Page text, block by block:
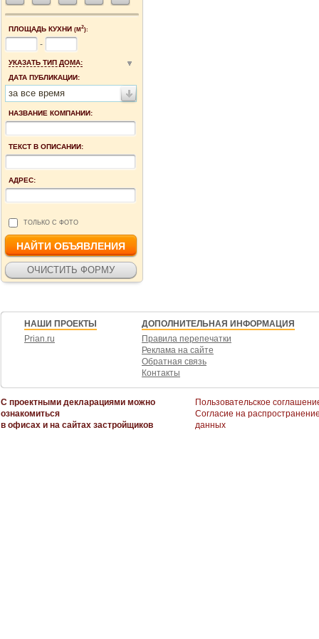
ПЛОЩАДЬ КУХНИ (М2):
-
УКАЗАТЬ ТИП ДОМА:
ДАТА ПУБЛИКАЦИИ:
за все время
НАЗВАНИЕ КОМПАНИИ:
ТЕКСТ В ОПИСАНИИ:
АДРЕС:
ТОЛЬКО С ФОТО
НАШИ ПРОЕКТЫ
Prian.ru
ДОПОЛНИТЕЛЬНАЯ ИНФОРМАЦИЯ
Правила перепечатки
Реклама на сайте
Обратная связь
Контакты
С проектными декларациями можно
ознакомиться
в офисах и на сайтах застройщиков
Пользовательское
Согласие на
данных